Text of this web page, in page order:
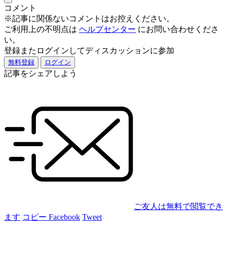
コメント
※記事に関係ないコメントはお控えください。
ご利用上の不明点は ヘルプセンター にお問い合わせくださ
い。
登録またログインしてディスカッションに参加
無料登録 ログイン
記事をシェアしよう
ご友人は無料で閲覧でき
ます コピー Facebook Tweet